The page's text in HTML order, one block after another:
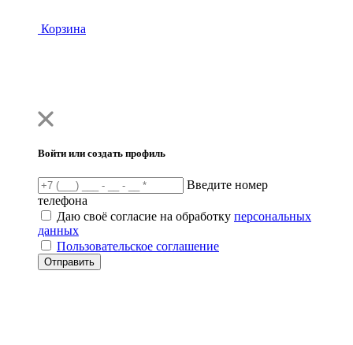
Корзина
Войти или создать профиль
Введите номер
телефона
Даю своё согласие на обработку персональных
данных
Пользовательское соглашение
Отправить